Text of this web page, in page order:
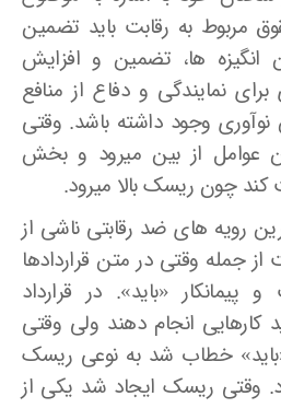
مربوط به رقابت باید تضمین
انگیزه­ ها، تضمین و افزایش
برای نمایندگی و دفاع از منافع
وجود داشته باشد. وقتی
عوامل از بین می­رود و بخش
چون ریسک بالا می­رود.
رویه­ های ضد رقابتی ناشی از
جمله وقتی در متن قراردادها
پیمانکار «باید». در قرارداد
کارهایی انجام دهند ولی وقتی
خطاب شد به نوعی ریسک
وقتی ریسک ایجاد شد یکی از